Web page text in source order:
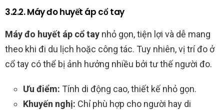
3.2.2. Máy đo huyết áp cổ tay
Máy đo huyết áp cổ tay nhỏ gọn, tiện lợi và dễ mang
theo khi đi du lịch hoặc công tác. Tuy nhiên, vị trí đo ở
cổ tay có thể bị ảnh hưởng nhiều bởi tư thế người đo.
Ưu điểm: Tính di động cao, thiết kế nhỏ gọn.
Khuyến nghị: Chỉ phù hợp cho người hay di